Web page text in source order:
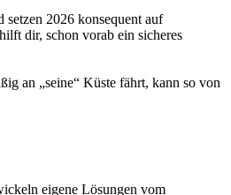
setzen 2026 konsequent auf
dir, schon vorab ein sicheres
an „seine“ Küste fährt, kann so von
eigene Lösungen vom